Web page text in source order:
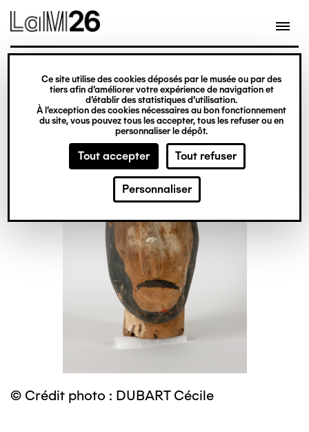
Gestion des cookies
Ce site utilise des cookies déposés par le musée ou par des
tiers afin d’améliorer votre expérience de navigation et
d’établir des statistiques d’utilisation.
À l’exception des cookies nécessaires au bon fonctionnement
du site, vous pouvez tous les accepter, tous les refuser ou en
personnaliser le dépôt.
Tout accepter Tout refuser
Personnaliser
contenu
© Crédit photo : DUBART Cécile